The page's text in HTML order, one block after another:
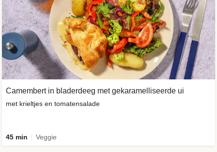
Camembert in bladerdeeg met gekaramelliseerde ui
met krieltjes en tomatensalade
45 min Veggie